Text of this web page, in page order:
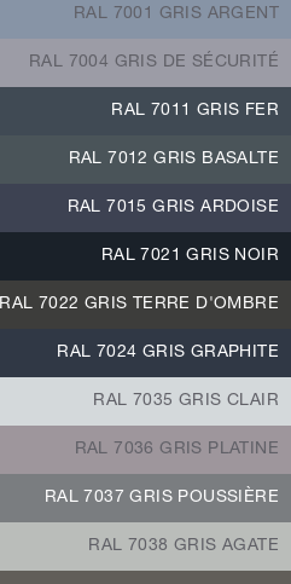
RAL 7001 GRIS ARGENT
RAL 7004 GRIS DE SÉCURITÉ
RAL 7011 GRIS FER
RAL 7012 GRIS BASALTE
RAL 7015 GRIS ARDOISE
RAL 7021 GRIS NOIR
RAL 7022 GRIS TERRE D'OMBRE
RAL 7024 GRIS GRAPHITE
RAL 7035 GRIS CLAIR
RAL 7036 GRIS PLATINE
RAL 7037 GRIS POUSSIÈRE
RAL 7038 GRIS AGATE